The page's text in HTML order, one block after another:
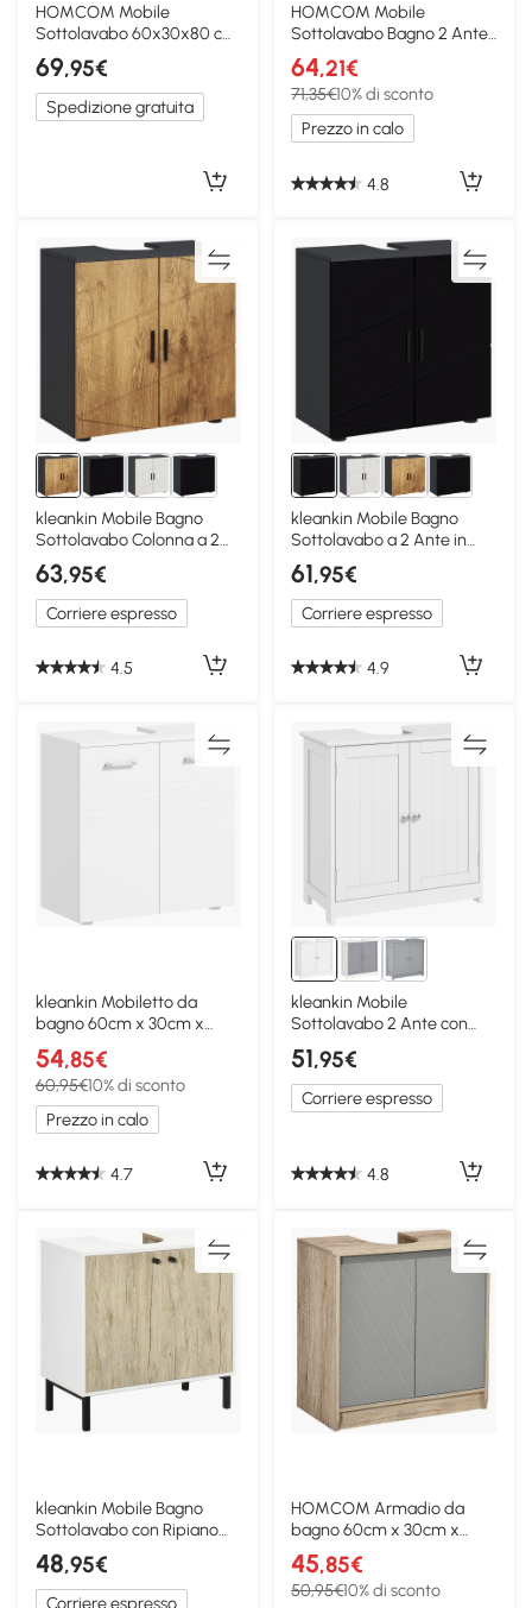
HOMCOM Mobile
Sottolavabo 60x30x80 cm
Legno naturale
69,95€
Spedizione gratuita
HOMCOM Mobile
Sottolavabo Bagno 2 Ante
con Ripiano Bianco Lucido
64,21€
71,35€10% di sconto
Prezzo in calo
4.8
kleankin Mobile Bagno
Sottolavabo Colonna a 2
Ante Rovere
63,95€
Corriere espresso
4.5
kleankin Mobile Bagno
Sottolavabo a 2 Ante in
Legno Nero
61,95€
Corriere espresso
4.9
kleankin Mobiletto da
bagno 60cm x 30cm x
62.5cm Bianco
54,85€
60,95€10% di sconto
Prezzo in calo
4.7
kleankin Mobile
Sottolavabo 2 Ante con
Ripiano Regolabile Bianco
51,95€
Corriere espresso
4.8
kleankin Mobile Bagno
Sottolavabo con Ripiano
Interno Bianco Rovere
48,95€
Corriere espresso
HOMCOM Armadio da
bagno 60cm x 30cm x
59.8cm Grigio, Rovere
45,85€
50,95€10% di sconto